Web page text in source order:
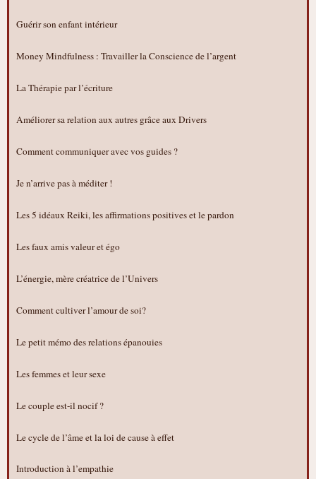
Guérir son enfant intérieur
Money Mindfulness : Travailler la Conscience de l’argent
La Thérapie par l’écriture
Améliorer sa relation aux autres grâce aux Drivers
Comment communiquer avec vos guides ?
Je n’arrive pas à méditer !
Les 5 idéaux Reiki, les affirmations positives et le pardon
Les faux amis valeur et égo
L’énergie, mère créatrice de l’Univers
Comment cultiver l’amour de soi?
Le petit mémo des relations épanouies
Les femmes et leur sexe
Le couple est-il nocif ?
Le cycle de l’âme et la loi de cause à effet
Introduction à l’empathie